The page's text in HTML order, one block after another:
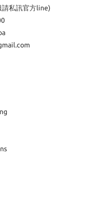
請私訊官方line)